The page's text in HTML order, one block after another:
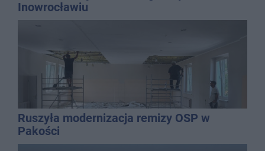
Inowrocławiu
Ruszyła modernizacja remizy OSP w
Pakości